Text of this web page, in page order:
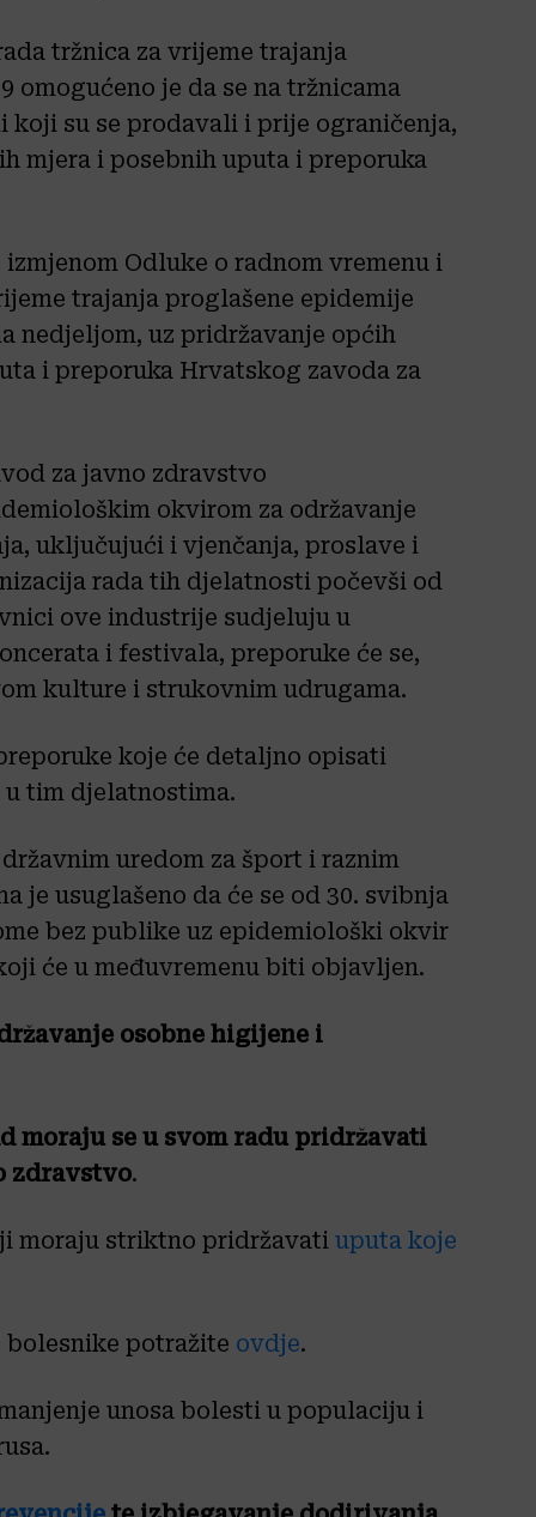
tržnica za vrijeme trajanja
omogućeno je da se na tržnicama
su se prodavali i prije ograničenja,
mjera i posebnih uputa i preporuka
Odluke o radnom vremenu i
trajanja proglašene epidemije
nedjeljom, uz pridržavanje općih
i preporuka Hrvatskog zavoda za
za javno zdravstvo
okvirom za održavanje
uključujući i vjenčanja, proslave i
rada tih djelatnosti počevši od
ove industrije sudjeluju u
i festivala, preporuke će se,
kulture i strukovnim udrugama.
koje će detaljno opisati
tim djelatnostima.
uredom za šport i raznim
je usuglašeno da će se od 30. svibnja
bez publike uz epidemiološki okvir
će u međuvremenu biti objavljen.
osobne higijene i
moraju se u svom radu pridržavati
zdravstvo.
moraju striktno pridržavati uputa koje
bolesnike potražite ovdje.
unosa bolesti u populaciju i